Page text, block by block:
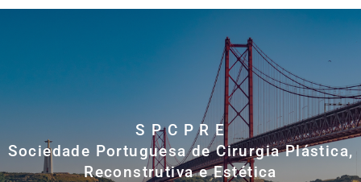
S P C P R E
Sociedade Portuguesa de Cirurgia Plástica,
Reconstrutiva e Estética